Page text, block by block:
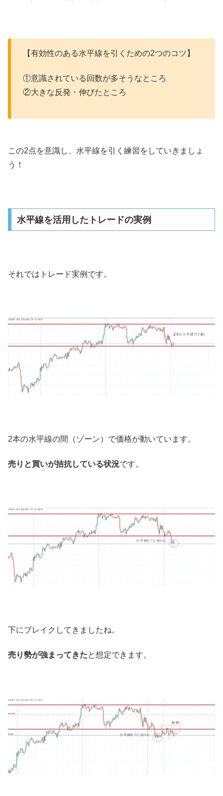
【有効性のある水平線を引くための2つのコツ】
①意識されている回数が多そうなところ
②大きな反発・ 伸びたところ
この2点を意識し、水平線を引く練習をしていきましょ
う！
水平線を活用したトレードの実例
それではトレード実例です。
2本の水平線の間（ゾーン）で価格が動いています。
売りと買いが拮抗している状況です。
下にブレイクしてきましたね。
売り勢が強まってきたと想定できます。